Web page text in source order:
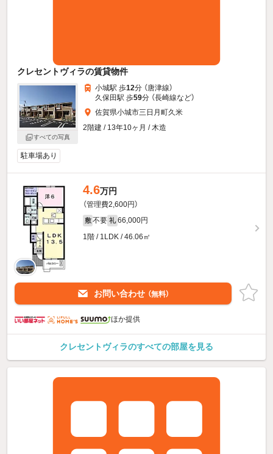
クレセントヴィラの賃貸物件
すべての写真
小城駅 歩12分 （唐津線）
久保田駅 歩59分 （長崎線など）
佐賀県小城市三日月町久米
2階建 / 13年10ヶ月 / 木造
駐車場あり
4.6万円
（管理費2,600円）
敷 不要 礼 66,000円
1階 / 1LDK / 46.06㎡
お問い合わせ （無料）
ほか提供
クレセントヴィラのすべての部屋を見る